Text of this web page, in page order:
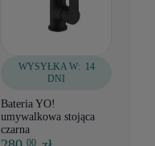
WYSYŁKA W: 14
DNI
Bateria YO!
umywalkowa stojąca
czarna
00